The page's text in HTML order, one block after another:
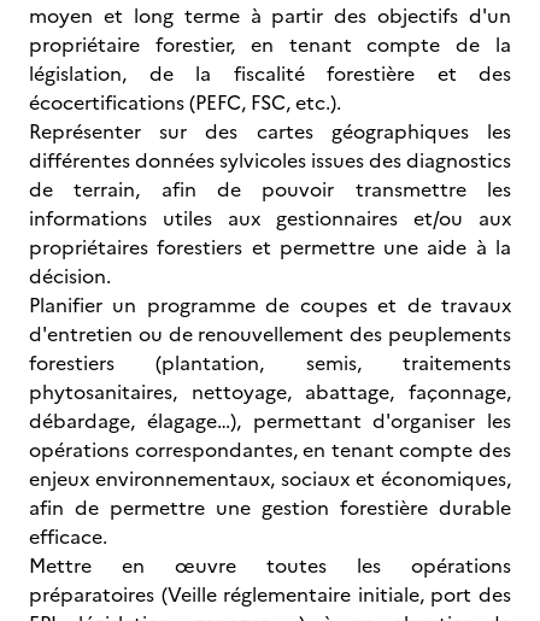
moyen et long terme à partir des objectifs d'un
propriétaire forestier, en tenant compte de la
législation, de la fiscalité forestière et des
écocertifications (PEFC, FSC, etc.).
Représenter sur des cartes géographiques les
différentes données sylvicoles issues des diagnostics
de terrain, afin de pouvoir transmettre les
informations utiles aux gestionnaires et/ou aux
propriétaires forestiers et permettre une aide à la
décision.
Planifier un programme de coupes et de travaux
d'entretien ou de renouvellement des peuplements
forestiers (plantation, semis, traitements
phytosanitaires, nettoyage, abattage, façonnage,
débardage, élagage…), permettant d'organiser les
opérations correspondantes, en tenant compte des
enjeux environnementaux, sociaux et économiques,
afin de permettre une gestion forestière durable
efficace.
Mettre en œuvre toutes les opérations
préparatoires (Veille réglementaire initiale, port des